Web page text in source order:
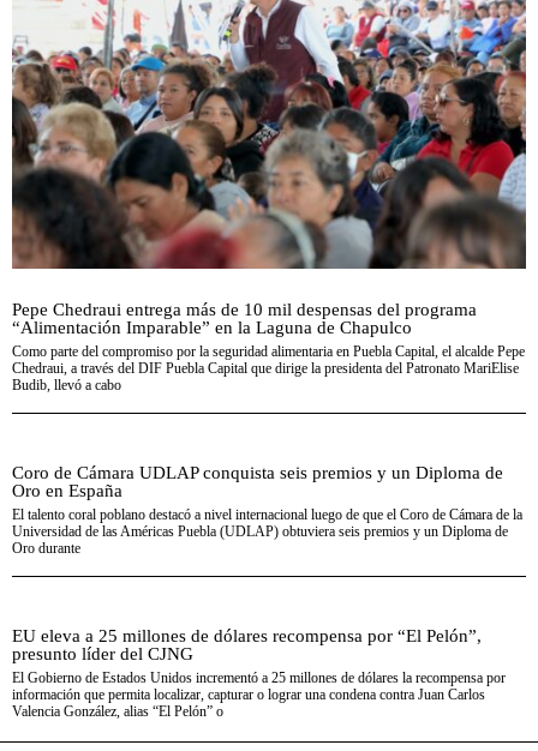
Pepe Chedraui entrega más de 10 mil despensas del programa
“Alimentación Imparable” en la Laguna de Chapulco
Como parte del compromiso por la seguridad alimentaria en Puebla Capital, el alcalde Pepe
Chedraui, a través del DIF Puebla Capital que dirige la presidenta del Patronato MariElise
Budib, llevó a cabo
Coro de Cámara UDLAP conquista seis premios y un Diploma de
Oro en España
El talento coral poblano destacó a nivel internacional luego de que el Coro de Cámara de la
Universidad de las Américas Puebla (UDLAP) obtuviera seis premios y un Diploma de
Oro durante
EU eleva a 25 millones de dólares recompensa por “El Pelón”,
presunto líder del CJNG
El Gobierno de Estados Unidos incrementó a 25 millones de dólares la recompensa por
información que permita localizar, capturar o lograr una condena contra Juan Carlos
Valencia González, alias “El Pelón” o